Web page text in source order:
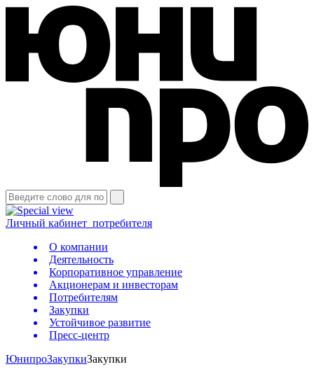
Личный кабинет потребителя
О компании
Деятельность
Корпоративное управление
Акционерам и инвесторам
Потребителям
Закупки
Устойчивое развитие
Пресс-центр
ЮнипроЗакупкиЗакупки